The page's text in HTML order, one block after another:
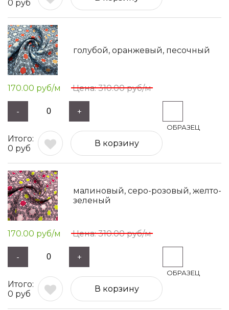
0 руб
голубой, оранжевый, песочный
170.00 руб/м 310.00руб/м
- +
0 руб
В корзину
малиновый, серо-розовый, желто-
зеленый
170.00 руб/м 310.00руб/м
- +
0 руб
В корзину